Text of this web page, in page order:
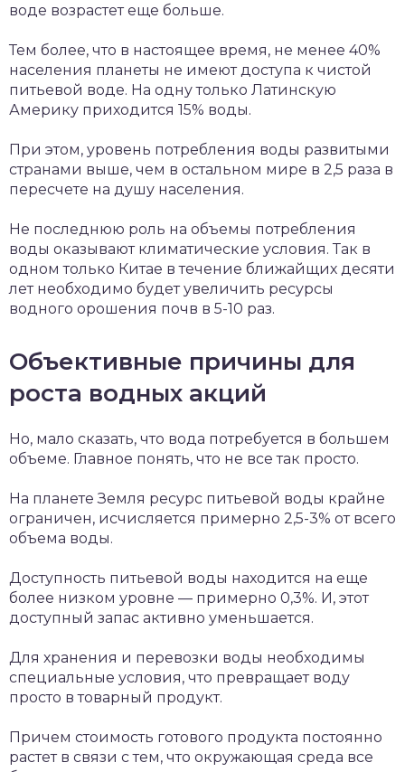
воде возрастет еще больше.
Тем более, что в настоящее время, не менее 40%
населения планеты не имеют доступа к чистой
питьевой воде. На одну только Латинскую
Америку приходится 15% воды.
При этом, уровень потребления воды развитыми
странами выше, чем в остальном мире в 2,5 раза в
пересчете на душу населения.
Не последнюю роль на объемы потребления
воды оказывают климатические условия. Так в
одном только Китае в течение ближайщих десяти
лет необходимо будет увеличить ресурсы
водного орошения почв в 5-10 раз.
Объективные причины для
роста водных акций
Но, мало сказать, что вода потребуется в большем
объеме. Главное понять, что не все так просто.
На планете Земля ресурс питьевой воды крайне
ограничен, исчисляется примерно 2,5-3% от всего
объема воды.
Доступность питьевой воды находится на еще
более низком уровне — примерно 0,3%. И, этот
доступный запас активно уменьшается.
Для хранения и перевозки воды необходимы
специальные условия, что превращает воду
просто в товарный продукт.
Причем стоимость готового продукта постоянно
растет в связи с тем, что окружающая среда все